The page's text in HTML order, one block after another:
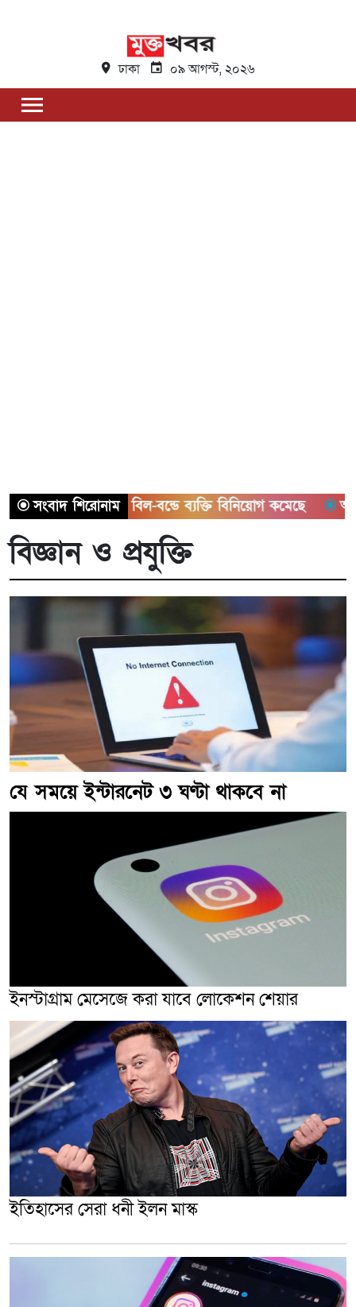
ঢাকা ০৯ আগস্ট, ২০২৬
সংবাদ শিরোনাম
ট্রেজারি বিল-বন্ডে ব্যক্তি বিনিয়োগ কমেছে আইনের শর্ত
বিজ্ঞান ও প্রযুক্তি
যে সময়ে ইন্টারনেট ৩ ঘণ্টা থাকবে না
ইনস্টাগ্রাম মেসেজে করা যাবে লোকেশন শেয়ার
ইতিহাসের সেরা ধনী ইলন মাস্ক